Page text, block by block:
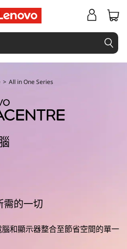
> All in One Series
需的一切
和顯示器整合至節省空間的單一